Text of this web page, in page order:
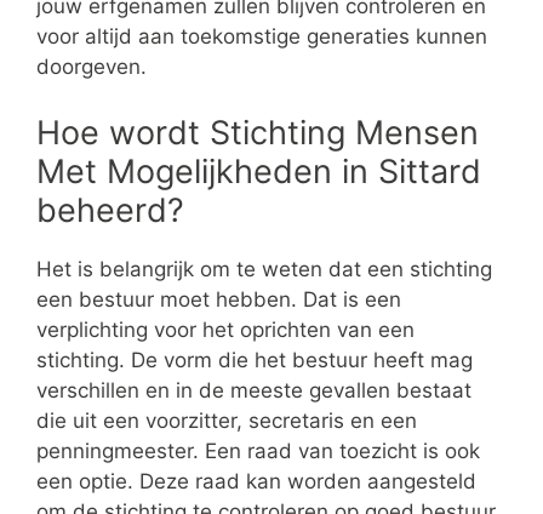
jouw erfgenamen zullen blijven controleren en
voor altijd aan toekomstige generaties kunnen
doorgeven.
Hoe wordt Stichting Mensen
Met Mogelijkheden in Sittard
beheerd?
Het is belangrijk om te weten dat een stichting
een bestuur moet hebben. Dat is een
verplichting voor het oprichten van een
stichting. De vorm die het bestuur heeft mag
verschillen en in de meeste gevallen bestaat
die uit een voorzitter, secretaris en een
penningmeester. Een raad van toezicht is ook
een optie. Deze raad kan worden aangesteld